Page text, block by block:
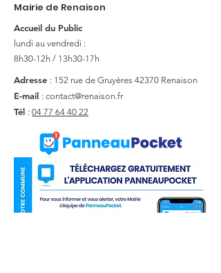
Mairie de Renaison
Accueil du Public
lundi au vendredi :
8h30-12h / 13h30-17h
Adresse : 152 rue de Gruyères 42370 Renaison
E-mail : contact@renaison.fr
Tél : 04 77 64 40 22